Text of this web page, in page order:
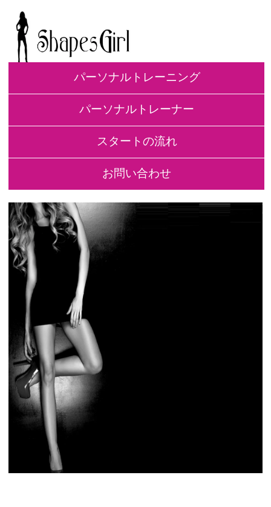
パーソナルトレーニング
パーソナルトレーナー
スタートの流れ
お問い合わせ